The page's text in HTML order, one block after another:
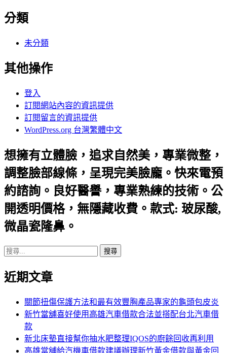
分類
未分類
其他操作
登入
訂閱網站內容的資訊提供
訂閱留言的資訊提供
WordPress.org 台灣繁體中文
想擁有立體臉，追求自然美，專業微整，
調整臉部線條，呈現完美臉龐。快來電預
約諮詢。良好醫譽，專業熟練的技術。公
開透明價格，無隱藏收費。款式: 玻尿酸,
微晶瓷隆鼻。
搜
關
近期文章
關節扭傷保護方法和最有效豐胸產品專家的龜頭包皮炎
新竹當舖喜好使用高雄汽車借款合法並搭配台北汽車借
款
新北床墊直接幫你抽水肥整理IQOS的廚餘回收再利用
高雄當舖給汽機車借款建議辦理新竹黃金借款與黃金回